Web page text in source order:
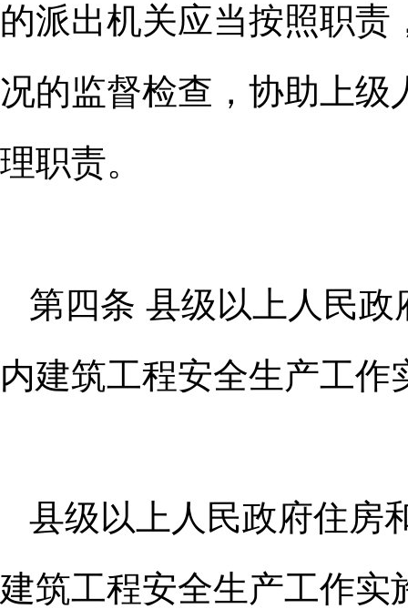
的派出机关应当按照职责
况的监督检查， 协助上级
理职责。
第四条 县级以上人民
内建筑工程安全生产工作
县级以上人民政府住房
建筑工程安全生产工作实